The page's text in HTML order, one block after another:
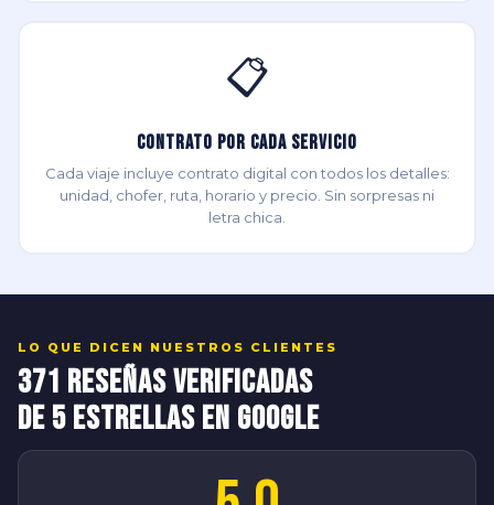
📋
Contrato por Cada Servicio
Cada viaje incluye contrato digital con todos los detalles:
unidad, chofer, ruta, horario y precio. Sin sorpresas ni
letra chica.
LO QUE DICEN NUESTROS CLIENTES
371 Reseñas Verificadas
de 5 Estrellas en Google